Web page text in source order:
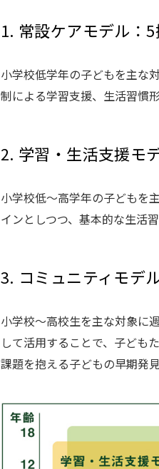
1. 常設ケアモデル：5
小学校低学年の子どもを主な
制による学習支援、生活習慣
2. 学習・生活支援モ
小学校低～高学年の子どもを
インとしつつ、基本的な生活
3. コミュニティモデ
小学校～高校生を主な対象に
して活用することで、子ども
課題を抱える子どもの早期発